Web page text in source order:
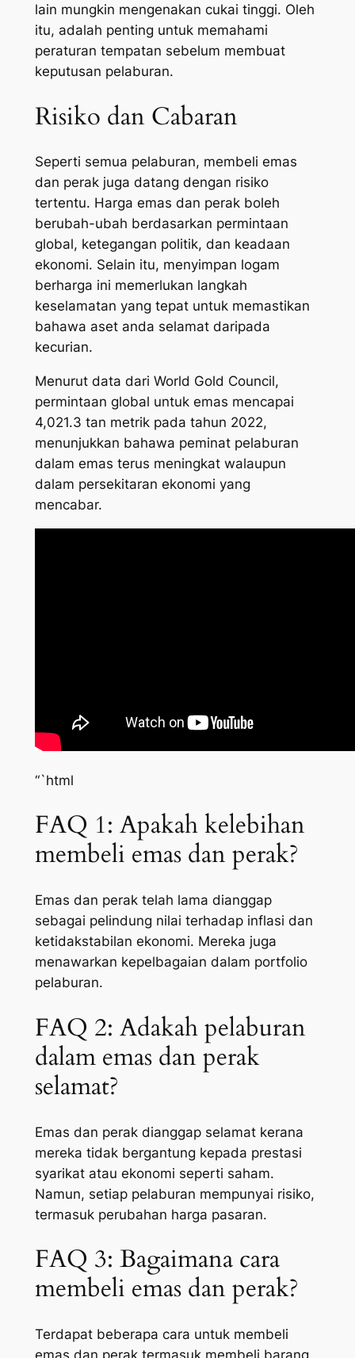
lain mungkin mengenakan cukai tinggi. Oleh
itu, adalah penting untuk memahami
peraturan tempatan sebelum membuat
keputusan pelaburan.
Risiko dan Cabaran
Seperti semua pelaburan, membeli emas
dan perak juga datang dengan risiko
tertentu. Harga emas dan perak boleh
berubah-ubah berdasarkan permintaan
global, ketegangan politik, dan keadaan
ekonomi. Selain itu, menyimpan logam
berharga ini memerlukan langkah
keselamatan yang tepat untuk memastikan
bahawa aset anda selamat daripada
kecurian.
Menurut data dari World Gold Council,
permintaan global untuk emas mencapai
4,021.3 tan metrik pada tahun 2022,
menunjukkan bahawa peminat pelaburan
dalam emas terus meningkat walaupun
dalam persekitaran ekonomi yang
mencabar.
“`html
FAQ 1: Apakah kelebihan
membeli emas dan perak?
Emas dan perak telah lama dianggap
sebagai pelindung nilai terhadap inflasi dan
ketidakstabilan ekonomi. Mereka juga
menawarkan kepelbagaian dalam portfolio
pelaburan.
FAQ 2: Adakah pelaburan
dalam emas dan perak
selamat?
Emas dan perak dianggap selamat kerana
mereka tidak bergantung kepada prestasi
syarikat atau ekonomi seperti saham.
Namun, setiap pelaburan mempunyai risiko,
termasuk perubahan harga pasaran.
FAQ 3: Bagaimana cara
membeli emas dan perak?
Terdapat beberapa cara untuk membeli
emas dan perak termasuk membeli barang